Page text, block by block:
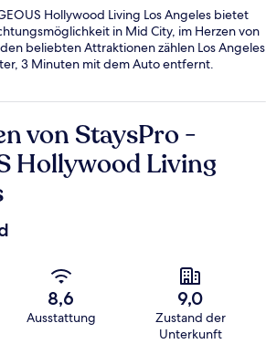
Hollywood Living Los Angeles bietet
in Mid City, im Herzen von
beliebten Attraktionen zählen Los Angeles
3 Minuten mit dem Auto entfernt.
von StaysPro -
Hollywood Living
8,6
Ausstattung
9,0
Zustand der
Unterkunft